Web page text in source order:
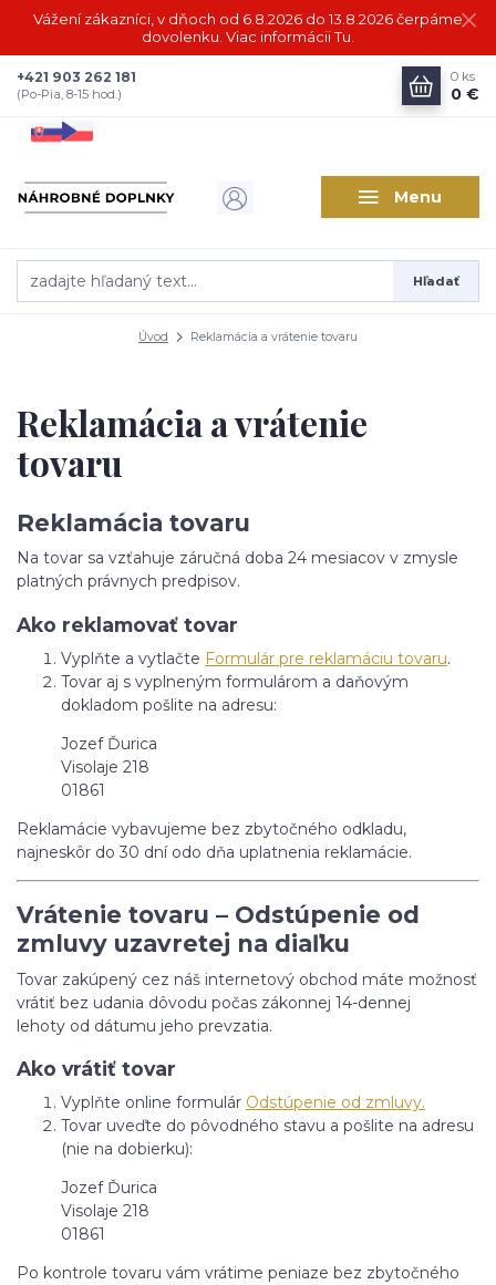
Vážení zákazníci, v dňoch od 6.8.2026 do 13.8.2026 čerpáme
dovolenku. Viac informácii Tu.
Menu
Hľadať
+421 903 262 181
(Po-Pia, 8-15 hod.)
0 ks
0 €
Úvod Reklamácia a vrátenie tovaru
Reklamácia a vrátenie
tovaru
Reklamácia tovaru
Na tovar sa vzťahuje záručná doba 24 mesiacov v zmysle
platných právnych predpisov.
Ako reklamovať tovar
Vyplňte a vytlačte Formulár pre reklamáciu tovaru.
Tovar aj s vyplneným formulárom a daňovým
dokladom pošlite na adresu:
Jozef Ďurica
Visolaje 218
01861
Reklamácie vybavujeme bez zbytočného odkladu,
najneskôr do 30 dní odo dňa uplatnenia reklamácie.
Vrátenie tovaru – Odstúpenie od
zmluvy uzavretej na diaľku
Tovar zakúpený cez náš internetový obchod máte možnosť
vrátiť bez udania dôvodu počas zákonnej 14-dennej
lehoty od dátumu jeho prevzatia.
Ako vrátiť tovar
Vyplňte online formulár Odstúpenie od zmluvy.
Tovar uveďte do pôvodného stavu a pošlite na adresu
(nie na dobierku):
Jozef Ďurica
Visolaje 218
01861
Po kontrole tovaru vám vrátime peniaze bez zbytočného